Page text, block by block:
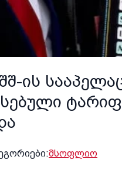
ის
მსოფლიო